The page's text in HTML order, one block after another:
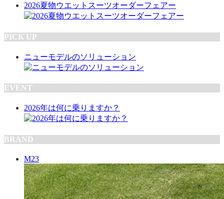
2026夏物ウエットスーツオーダーフェアー
PICK UP
ニューモデルのソリューション
EVENT
2026年は何に乗りますか？
BRAND
M23